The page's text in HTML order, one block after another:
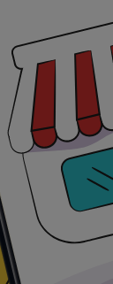
favorita
pierdas la